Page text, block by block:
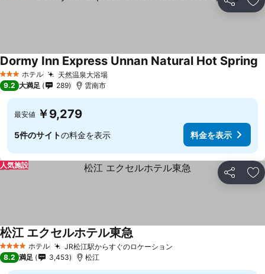
シェア お
3 ホテルのランク
ホテル 天然温泉大浴場
Dormy Inn Express Unnan Natural Hot Spring
9.2 大満足 289 雲南市
最安値 ￥9,279
5件のサイトの料金を表示 料金を表示
シェア お
人気施設
4 ホテルのランク
ホテル JR松江駅からすぐのロケーション
松江 エクセルホテル東急
8.2 満足 3,453 松江